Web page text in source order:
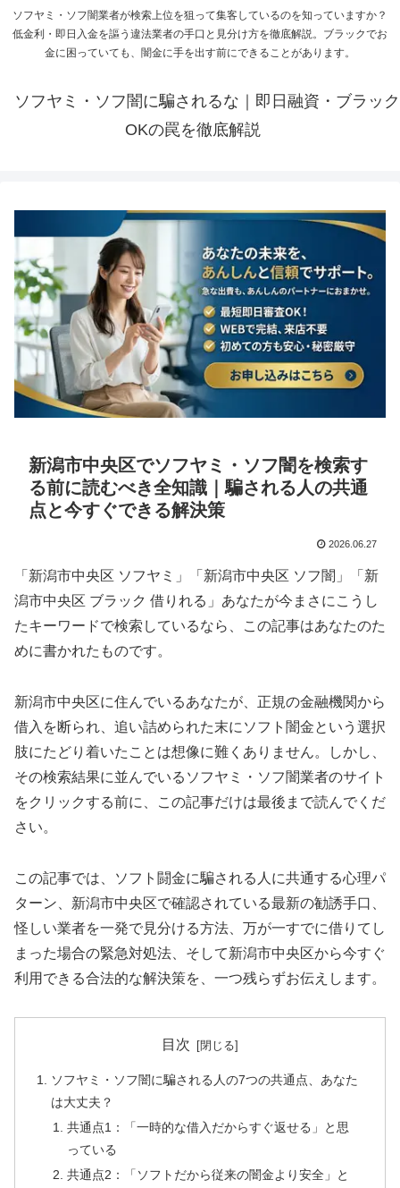
ソフヤミ・ソフ闇業者が検索上位を狙って集客しているのを知っていますか？
低金利・即日入金を謳う違法業者の手口と見分け方を徹底解説。ブラックでお
金に困っていても、闇金に手を出す前にできることがあります。
ソフヤミ・ソフ闇に騙されるな｜即日融資・ブラック
OKの罠を徹底解説
新潟市中央区でソフヤミ・ソフ闇を検索す
る前に読むべき全知識｜騙される人の共通
点と今すぐできる解決策
2026.06.27
「新潟市中央区 ソフヤミ」「新潟市中央区 ソフ闇」「新
潟市中央区 ブラック 借りれる」あなたが今まさにこうし
たキーワードで検索しているなら、この記事はあなたのた
めに書かれたものです。
新潟市中央区に住んでいるあなたが、正規の金融機関から
借入を断られ、追い詰められた末にソフト闇金という選択
肢にたどり着いたことは想像に難くありません。しかし、
その検索結果に並んでいるソフヤミ・ソフ闇業者のサイト
をクリックする前に、この記事だけは最後まで読んでくだ
さい。
この記事では、ソフト闘金に騙される人に共通する心理パ
ターン、新潟市中央区で確認されている最新の勧誘手口、
怪しい業者を一発で見分ける方法、万が一すでに借りてし
まった場合の緊急対処法、そして新潟市中央区から今すぐ
利用できる合法的な解決策を、一つ残らずお伝えします。
目次
ソフヤミ・ソフ闇に騙される人の7つの共通点、あなた
は大丈夫？
共通点1：「一時的な借入だからすぐ返せる」と思
っている
共通点2：「ソフトだから従来の闇金より安全」と